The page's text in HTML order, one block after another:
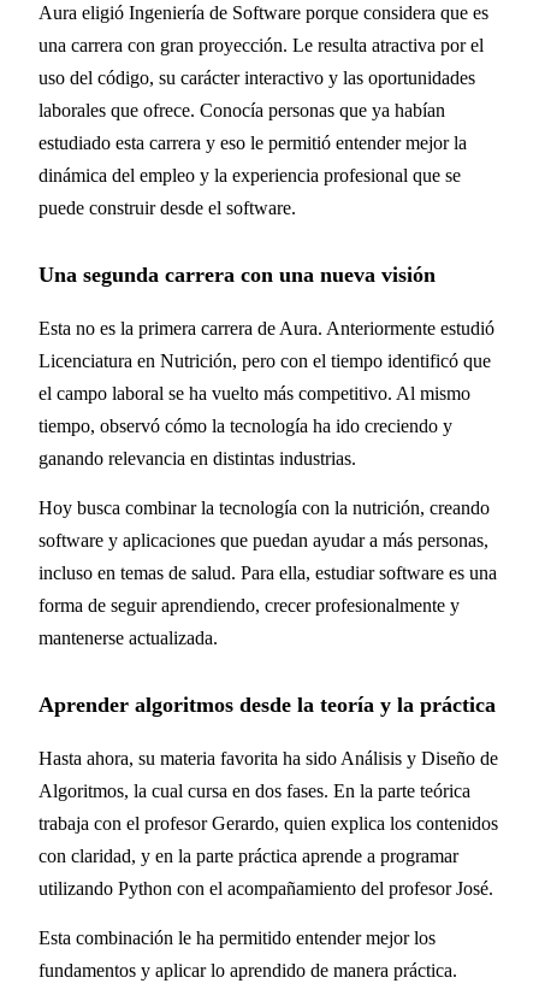
Aura eligió Ingeniería de Software porque considera que es
una carrera con gran proyección. Le resulta atractiva por el
uso del código, su carácter interactivo y las oportunidades
laborales que ofrece. Conocía personas que ya habían
estudiado esta carrera y eso le permitió entender mejor la
dinámica del empleo y la experiencia profesional que se
puede construir desde el software.
Una segunda carrera con una nueva visión
Esta no es la primera carrera de Aura. Anteriormente estudió
Licenciatura en Nutrición, pero con el tiempo identificó que
el campo laboral se ha vuelto más competitivo. Al mismo
tiempo, observó cómo la tecnología ha ido creciendo y
ganando relevancia en distintas industrias.
Hoy busca combinar la tecnología con la nutrición, creando
software y aplicaciones que puedan ayudar a más personas,
incluso en temas de salud. Para ella, estudiar software es una
forma de seguir aprendiendo, crecer profesionalmente y
mantenerse actualizada.
Aprender algoritmos desde la teoría y la práctica
Hasta ahora, su materia favorita ha sido Análisis y Diseño de
Algoritmos, la cual cursa en dos fases. En la parte teórica
trabaja con el profesor Gerardo, quien explica los contenidos
con claridad, y en la parte práctica aprende a programar
utilizando Python con el acompañamiento del profesor José.
Esta combinación le ha permitido entender mejor los
fundamentos y aplicar lo aprendido de manera práctica.